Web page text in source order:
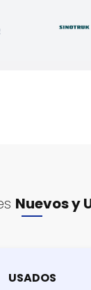
Nuevos y
USADOS